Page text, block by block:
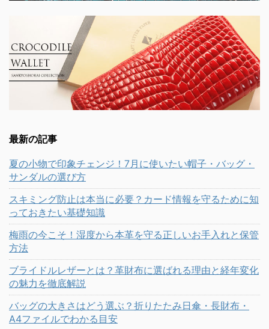
最新の記事
夏の小物で印象チェンジ！7月に使いたい帽子・バッグ・
サンダルの選び方
スキミング防止は本当に必要？カード情報を守るために知
っておきたい基礎知識
梅雨の今こそ！湿度から本革を守る正しいお手入れと保管
方法
ブライドルレザーとは？革財布に選ばれる理由と経年変化
の魅力を徹底解説
バッグの大きさはどう選ぶ？折りたたみ日傘・長財布・
A4ファイルでわかる目安